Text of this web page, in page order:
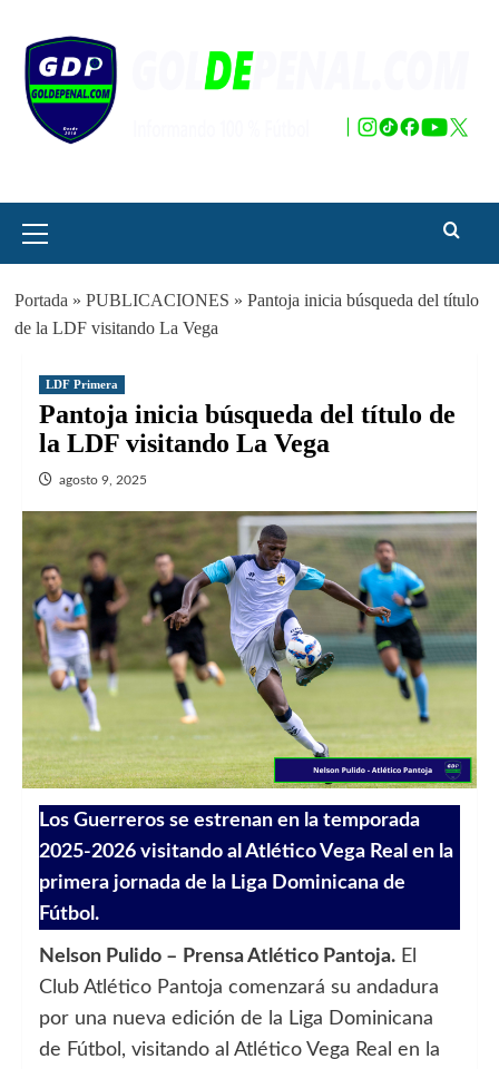
contenido
principal
Portada » PUBLICACIONES » Pantoja inicia búsqueda del título
de la LDF visitando La Vega
LDF Primera
Pantoja inicia búsqueda del título de
la LDF visitando La Vega
agosto 9, 2025
Los Guerreros se estrenan en la temporada
2025-2026 visitando al Atlético Vega Real en la
primera jornada de la Liga Dominicana de
Fútbol.
Nelson Pulido – Prensa Atlético Pantoja. El
Club Atlético Pantoja comenzará su andadura
por una nueva edición de la Liga Dominicana
de Fútbol, visitando al Atlético Vega Real en la